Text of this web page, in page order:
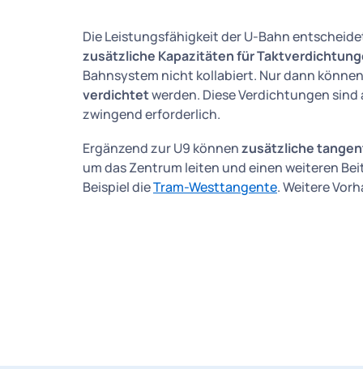
Die Leistungsfähigkeit der U-Bahn
zusätzliche Kapazitäten für
Bahnsystem nicht kollabiert. Nur dann
verdichtetwerden. Diese Verdichtungen
zwingend erforderlich.
Ergänzend zur U9 könnenzusätzliche
um das Zentrum leiten und einen weiteren
Beispiel dieTram-Westtangente. Weitere